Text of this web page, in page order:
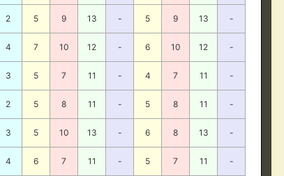
2 5 9 13 - 5 9 13 -
4 7 10 12 - 6 10 12 -
3 5 7 11 - 4 7 11 -
2 5 8 11 - 5 8 11 -
3 5 10 13 - 6 8 13 -
4 6 7 11 - 5 7 11 -